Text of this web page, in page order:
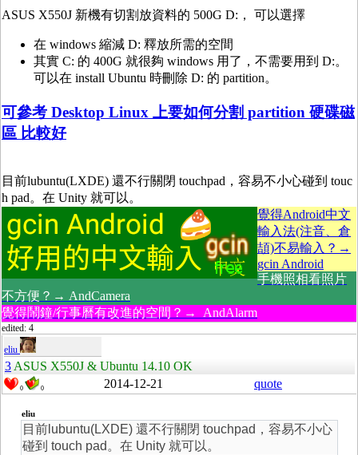
ASUS X550J 新機有切割放資料的 500G D:， 可以選擇
在 windows 縮減 D: 釋放所需的空間
其實 C: 的 400G 就很夠 windows 用了，不需要用到 D:。
可以在 install Ubuntu 時刪除 D: 的 partition。
可參考 Desktop Linux 上要如何分割 partition 硬碟磁
區 比較好
目前lubuntu(LXDE) 還不行關閉 touchpad，容易不小心碰到 touc
h pad。在 Unity 就可以。
覺得Android中文
輸入法(注音、倉
頡)不易輸入？→
gcin Android
手機照相看照片
不方便？→ AndCamera
覺得鬧鐘/行事曆有改進的空間？→ AndAlarm
edited: 4
eliu
3ASUS X550J & Ubuntu 14.10 OK
0 0 2014-12-21 quote
eliu
目前lubuntu(LXDE) 還不行關閉 touchpad，容易不小心
碰到 touch pad。在 Unity 就可以。